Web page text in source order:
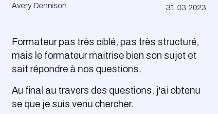
Avery Dennison
31.03.2023
Formateur pas très ciblé, pas très structuré,
mais le formateur maitrise bien son sujet et
sait répondre à nos questions.
Au final au travers des questions, j'ai obtenu
se que je suis venu chercher.